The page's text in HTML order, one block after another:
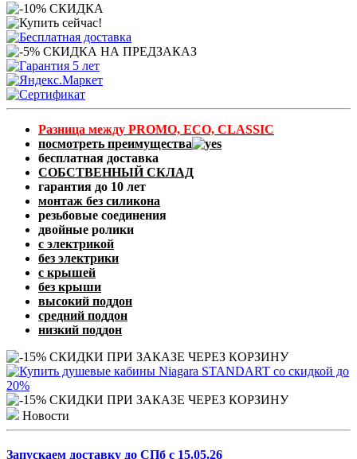
Разница между PROMO, ECO, CLASSIC
посмотреть преимущества
бесплатная доставка
СОБСТВЕННЫЙ СКЛАД
гарантия до 10 лет
монтаж без силикона
резьбовые соединения
двойные ролики
с электрикой
без электрики
с крышей
без крыши
высокий поддон
средний поддон
низкий поддон
Новости
Запускаем доставку до СПб с 15.05.26